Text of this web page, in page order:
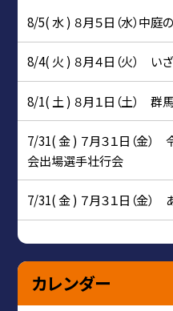
8/5( 水 ) ８月５日（水）中
8/4( 火 ) ８月４日（火）
8/1( 土 ) ８月１日（土）
7/31( 金 ) ７月３１日（金
会出場選手壮行会
7/31( 金 ) ７月３１日（金）
カレンダー